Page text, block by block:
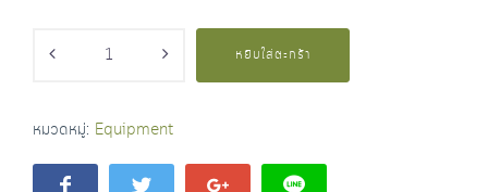
หยิบใส่ตะกร้า
หมวดหมู่: Equipment